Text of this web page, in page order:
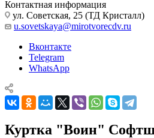
Контактная информация
ул. Советская, 25 (ТД Кристалл)
u.sovetskaya@mirotvorecdv.ru
Вконтакте
Telegram
WhatsApp
Куртка "Воин"